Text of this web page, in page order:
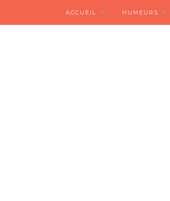
ACCUEIL HUMEURS